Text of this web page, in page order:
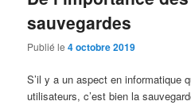
sauvegardes
Publié le4 octobre 2019
S’il y a un aspect en informatique
utilisateurs, c’est bien la